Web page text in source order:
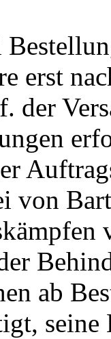
erst
der
von
ab
seine